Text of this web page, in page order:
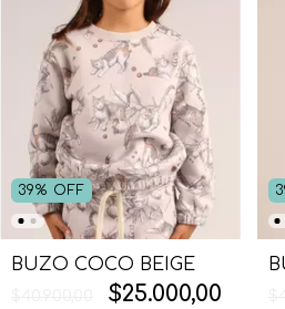
39% OFF
BUZO COCO BEIGE
$25.000,00